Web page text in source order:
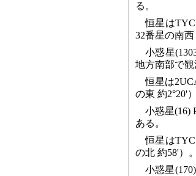
る。
恒星はTYC
32番星の南
小惑星
地方南部で観
恒星は
の東 約2°20'
小惑星(16)
ある。
恒星はTYC
の北 約58'）
小惑星